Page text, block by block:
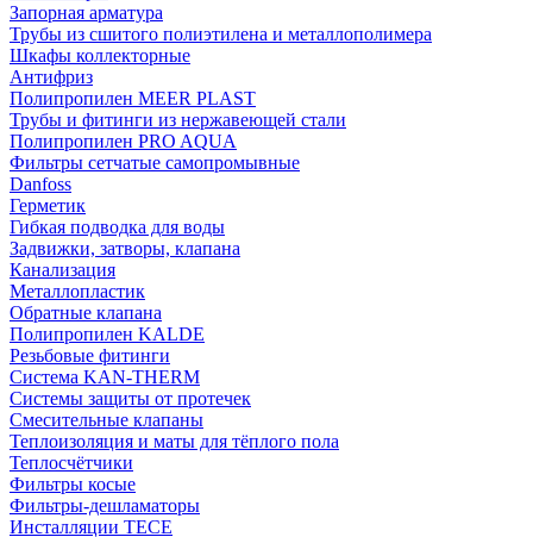
Запорная арматура
Трубы из сшитого полиэтилена и металлополимера
Шкафы коллекторные
Антифриз
Полипропилен MEER PLAST
Трубы и фитинги из нержавеющей стали
Полипропилен PRO AQUA
Фильтры сетчатые самопромывные
Danfoss
Герметик
Гибкая подводка для воды
Задвижки, затворы, клапана
Канализация
Металлопластик
Обратные клапана
Полипропилен KALDE
Резьбовые фитинги
Система KAN-THERM
Системы защиты от протечек
Смесительные клапаны
Теплоизоляция и маты для тёплого пола
Теплосчётчики
Фильтры косые
Фильтры-дешламаторы
Инсталляции TECE